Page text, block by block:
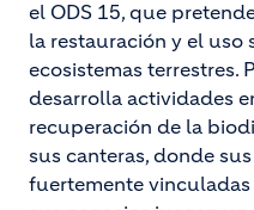
el ODS 15, que
la restauración y el uso
ecosistemas terrestres.
desarrolla actividades
recuperación de la
sus canteras, donde
fuertemente